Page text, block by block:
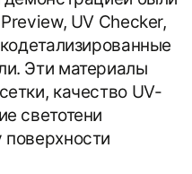
UV Checker,
Эти материалы
качество UV-
светотени